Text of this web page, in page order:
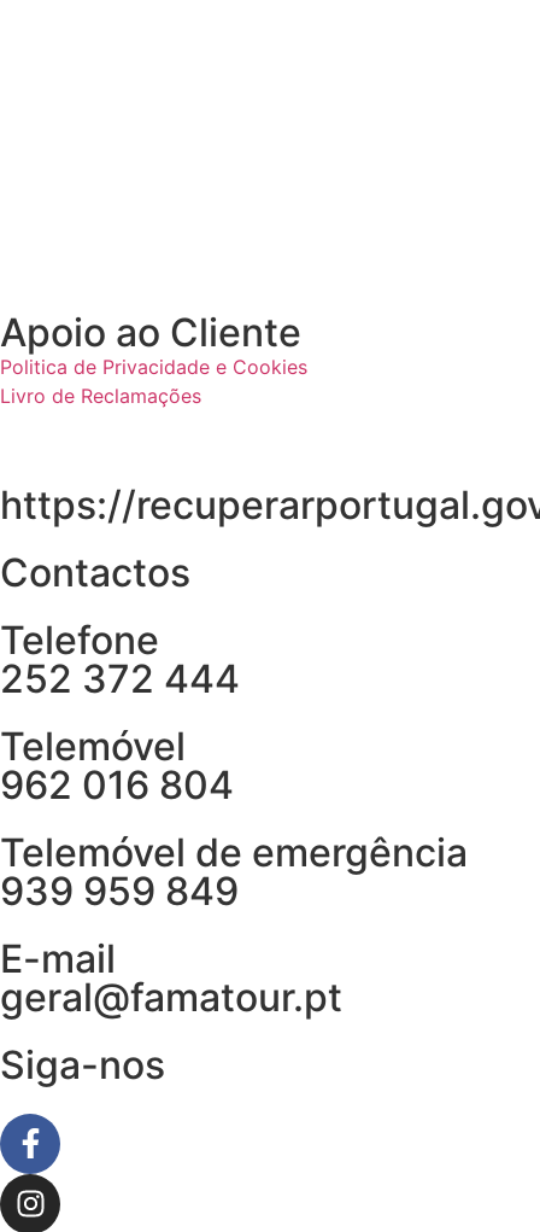
Apoio ao Cliente
Politica de Privacidade e Cookies
Livro de Reclamações
https://
Contactos
Telefone
252 372 444
Telemóvel
962 016 804
Telemóvel de emergência
939 959 849
E-mail
geral@famatour.pt
Siga-nos